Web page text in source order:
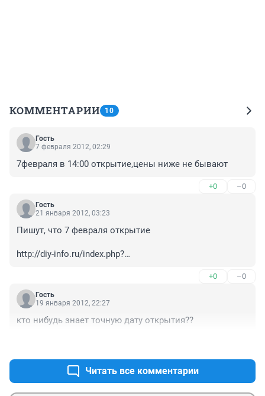
КОММЕНТАРИИ 10
Гость
7 февраля 2012, 02:29
7февраля в 14:00 открытие,цены ниже не бывают
+0 –0
Гость
21 января 2012, 03:23
Пишут, что 7 февраля открытие
http://diy-info.ru/index.php?
+0 –0
Гость
19 января 2012, 22:27
кто нибудь знает точную дату открытия??
Читать все комментарии